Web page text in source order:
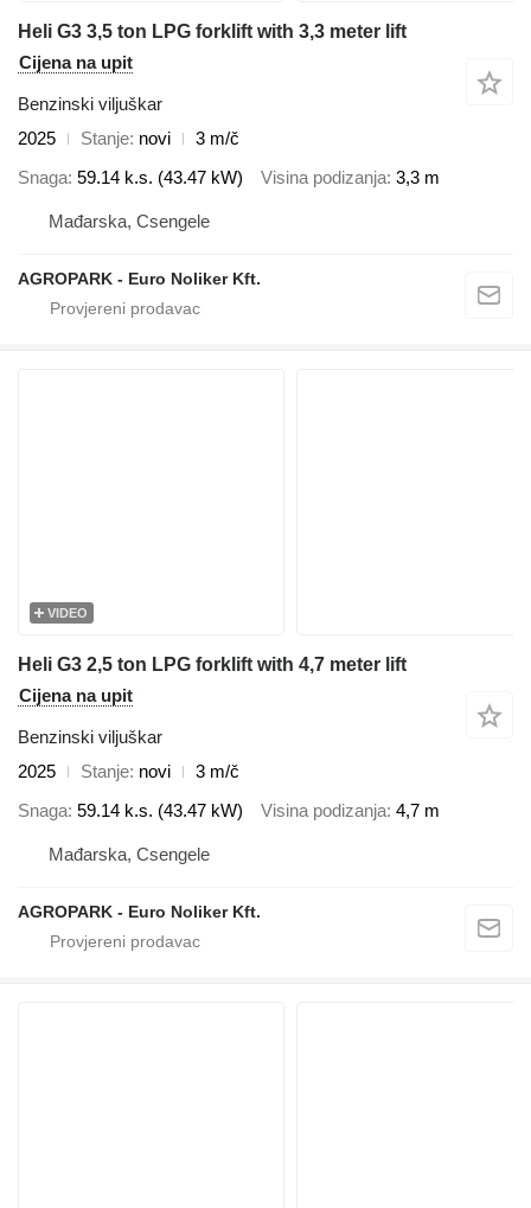
Heli G3 3,5 ton LPG forklift with 3,3 meter lift
Cijena na upit
Benzinski viljuškar
2025
Stanje novi
3 m/č
Snaga 59.14 k.s. (43.47 kW) Visina podizanja 3,3 m
Mađarska, Csengele
AGROPARK - Euro Noliker Kft.
VIDEO
Heli G3 2,5 ton LPG forklift with 4,7 meter lift
Cijena na upit
Benzinski viljuškar
2025
Stanje novi
3 m/č
Snaga 59.14 k.s. (43.47 kW) Visina podizanja 4,7 m
Mađarska, Csengele
AGROPARK - Euro Noliker Kft.